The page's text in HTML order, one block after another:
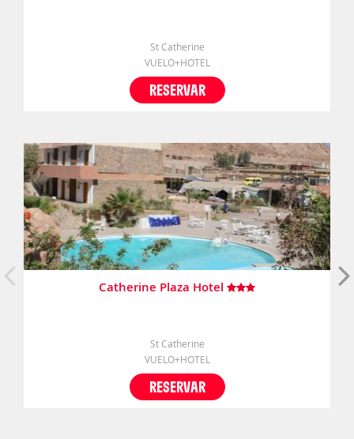
St Catherine
VUELO+HOTEL
RESERVAR
Catherine Plaza Hotel
St Catherine
VUELO+HOTEL
RESERVAR